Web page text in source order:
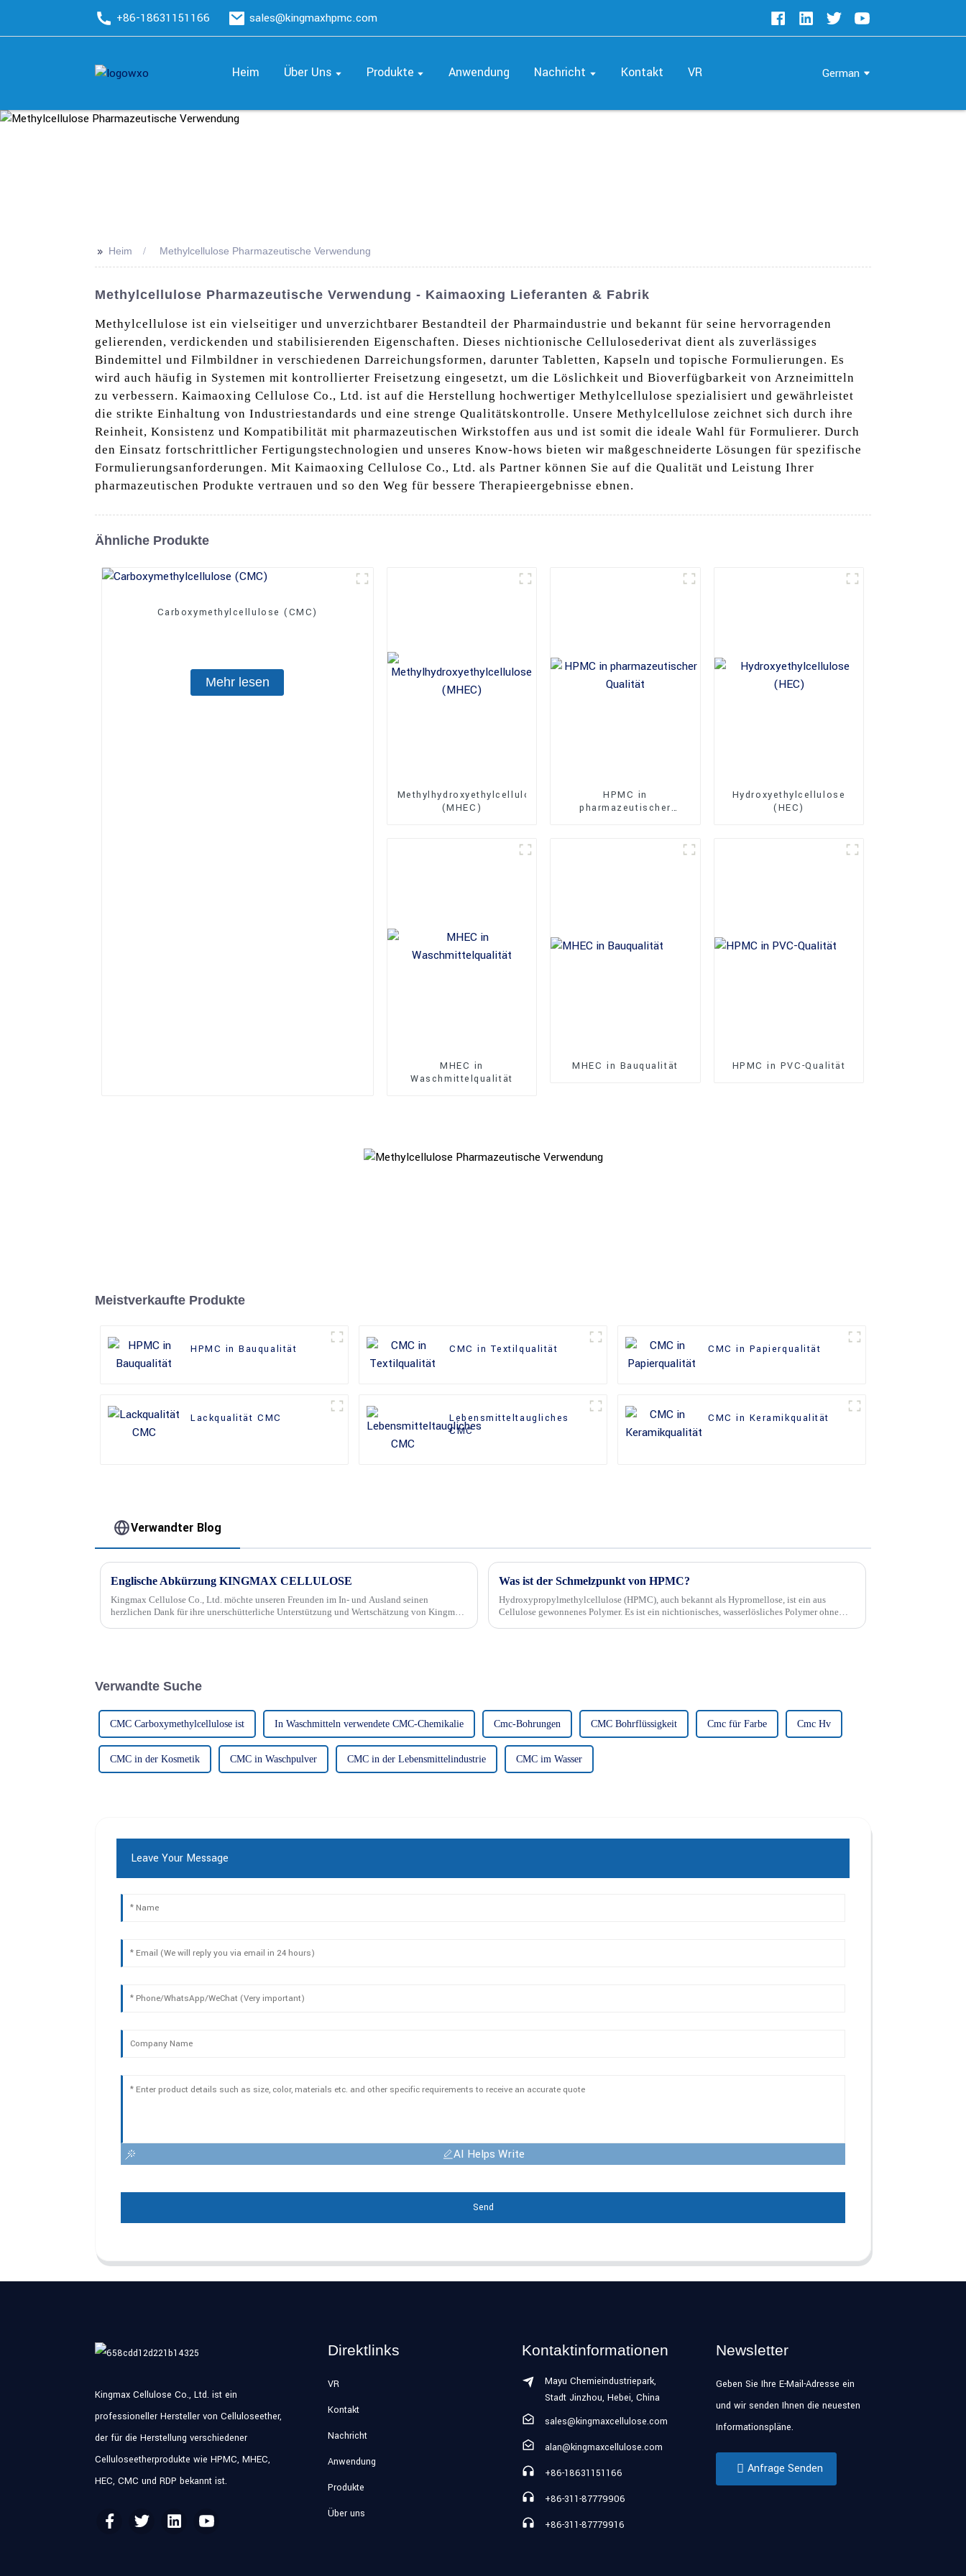
+86-18631151166 sales@kingmaxhpmc.com
Heim Über Uns Produkte Anwendung Nachricht Kontakt VR German
>> Heim Methylcellulose Pharmazeutische Verwendung
Methylcellulose Pharmazeutische Verwendung - Kaimaoxing Lieferanten & Fabrik
Methylcellulose ist ein vielseitiger und unverzichtbarer Bestandteil der Pharmaindustrie und bekannt für seine hervorragenden
gelierenden, verdickenden und stabilisierenden Eigenschaften. Dieses nichtionische Cellulosederivat dient als zuverlässiges
Bindemittel und Filmbildner in verschiedenen Darreichungsformen, darunter Tabletten, Kapseln und topische Formulierungen. Es
wird auch häufig in Systemen mit kontrollierter Freisetzung eingesetzt, um die Löslichkeit und Bioverfügbarkeit von Arzneimitteln
zu verbessern. Kaimaoxing Cellulose Co., Ltd. ist auf die Herstellung hochwertiger Methylcellulose spezialisiert und gewährleistet
die strikte Einhaltung von Industriestandards und eine strenge Qualitätskontrolle. Unsere Methylcellulose zeichnet sich durch ihre
Reinheit, Konsistenz und Kompatibilität mit pharmazeutischen Wirkstoffen aus und ist somit die ideale Wahl für Formulierer. Durch
den Einsatz fortschrittlicher Fertigungstechnologien und unseres Know-hows bieten wir maßgeschneiderte Lösungen für spezifische
Formulierungsanforderungen. Mit Kaimaoxing Cellulose Co., Ltd. als Partner können Sie auf die Qualität und Leistung Ihrer
pharmazeutischen Produkte vertrauen und so den Weg für bessere Therapieergebnisse ebnen.
Ähnliche Produkte
Carboxymethylcellulose (CMC)
Mehr lesen
Methylhydroxyethylcellulose
(MHEC)
HPMC in
pharmazeutischer
Hydroxyethylcellulose
(HEC)
MHEC in
Waschmittelqualität
MHEC in Bauqualität HPMC in PVC-Qualität
Meistverkaufte Produkte
HPMC in Bauqualität CMC in Textilqualität CMC in Papierqualität
Lackqualität CMC
Lebensmitteltaugliches
CMC
CMC in Keramikqualität
Verwandter Blog
Englische Abkürzung KINGMAX CELLULOSE
Kingmax Cellulose Co., Ltd. möchte unseren Freunden im In- und Ausland seinen
herzlichen Dank für ihre unerschütterliche Unterstützung und Wertschätzung von Kingmax
Was ist der Schmelzpunkt von HPMC?
Hydroxypropylmethylcellulose (HPMC), auch bekannt als Hypromellose, ist ein aus
Cellulose gewonnenes Polymer. Es ist ein nichtionisches, wasserlösliches Polymer ohne
Verwandte Suche
CMC Carboxymethylcellulose ist In Waschmitteln verwendete CMC-Chemikalie Cmc-Bohrungen CMC Bohrflüssigkeit Cmc für Farbe Cmc Hv
CMC in der Kosmetik CMC in Waschpulver CMC in der Lebensmittelindustrie CMC im Wasser
Leave Your Message
AI Helps Write
Send
Kingmax Cellulose Co., Ltd. ist ein
professioneller Hersteller von Celluloseether,
der für die Herstellung verschiedener
Celluloseetherprodukte wie HPMC, MHEC,
HEC, CMC und RDP bekannt ist.
Direktlinks
VR
Kontakt
Nachricht
Anwendung
Produkte
Über uns
Kontaktinformationen
Mayu Chemieindustriepark,
Stadt Jinzhou, Hebei, China
sales@kingmaxcellulose.com
alan@kingmaxcellulose.com
+86-18631151166
+86-311-87779906
+86-311-87779916
Newsletter
Geben Sie Ihre E-Mail-Adresse ein
und wir senden Ihnen die neuesten
Informationspläne.
Anfrage Senden